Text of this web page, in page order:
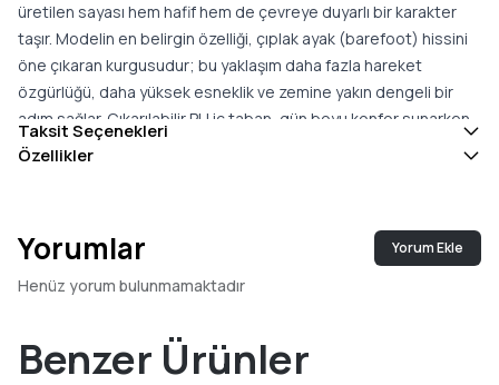
üretilen sayası hem hafif hem de çevreye duyarlı bir karakter
taşır. Modelin en belirgin özelliği, çıplak ayak (barefoot) hissini
öne çıkaran kurgusudur; bu yaklaşım daha fazla hareket
özgürlüğü, daha yüksek esneklik ve zemine yakın dengeli bir
adım sağlar. Çıkarılabilir PU iç taban, gün boyu konfor sunarken
kişisel tercihe göre değiştirilebilir. Kauçuk dış taban ise farklı
doğru yürüyüş dinamiğini gözeten bir tasarım anlayışını belgeler.
Sade ve esnek çizgisiyle bu sneaker; günlük şehir
temposundan rahat hafta sonu kombinlerine kadar geniş bir
konforu bir arada önemseyenler için bu model; çok yönlü ve
giyilebilir bir spor ayakkabı seçeneği oluşturur. Esnek tabanı,
Taksit Seçenekleri
Özellikler
Yorumlar Yorum Ekle
Henüz yorum bulunmamaktadır
Benzer Ürünler